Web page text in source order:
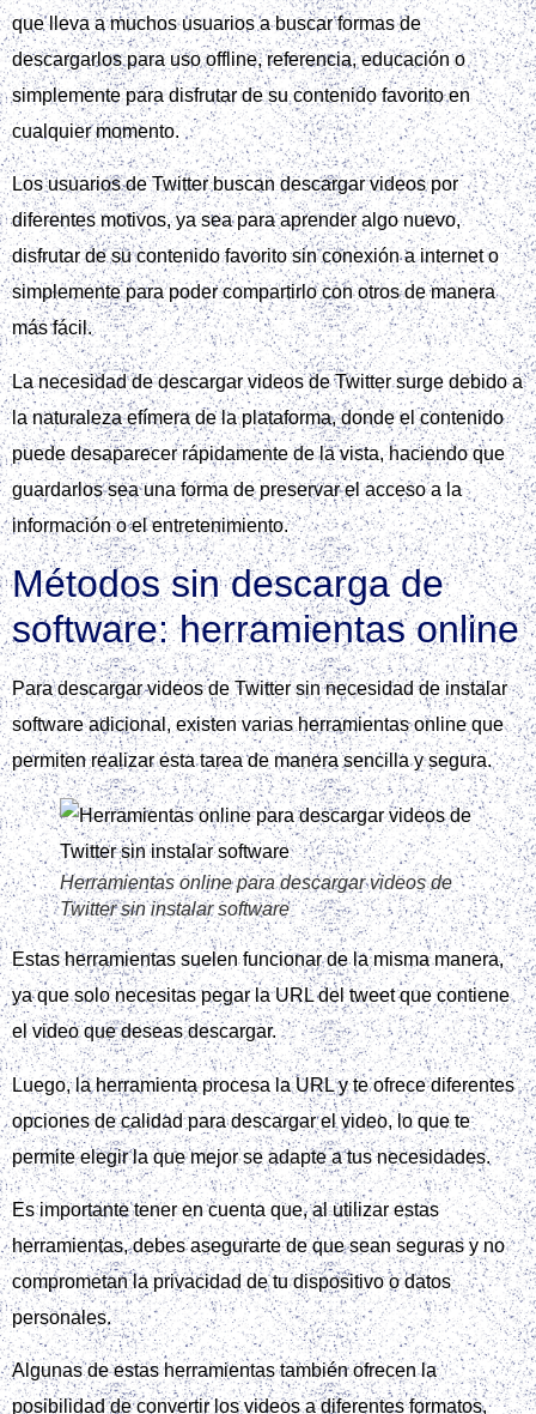
que lleva a muchos usuarios a buscar formas de
descargarlos para uso offline, referencia, educación o
simplemente para disfrutar de su contenido favorito en
cualquier momento.
Los usuarios de Twitter buscan descargar videos por
diferentes motivos, ya sea para aprender algo nuevo,
disfrutar de su contenido favorito sin conexión a internet o
simplemente para poder compartirlo con otros de manera
más fácil.
La necesidad de descargar videos de Twitter surge debido a
la naturaleza efímera de la plataforma, donde el contenido
puede desaparecer rápidamente de la vista, haciendo que
guardarlos sea una forma de preservar el acceso a la
información o el entretenimiento.
Métodos sin descarga de
software: herramientas online
Para descargar videos de Twitter sin necesidad de instalar
software adicional, existen varias herramientas online que
permiten realizar esta tarea de manera sencilla y segura.
Herramientas online para descargar videos de
Twitter sin instalar software
Estas herramientas suelen funcionar de la misma manera,
ya que solo necesitas pegar la URL del tweet que contiene
el video que deseas descargar.
Luego, la herramienta procesa la URL y te ofrece diferentes
opciones de calidad para descargar el video, lo que te
permite elegir la que mejor se adapte a tus necesidades.
Es importante tener en cuenta que, al utilizar estas
herramientas, debes asegurarte de que sean seguras y no
comprometan la privacidad de tu dispositivo o datos
personales.
Algunas de estas herramientas también ofrecen la
posibilidad de convertir los videos a diferentes formatos,